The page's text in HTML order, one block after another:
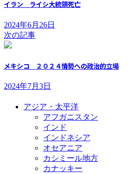
イラン ライシ大統領死亡
2024年6月26日
次の記事
メキシコ ２０２４情勢への政治的立場
2024年7月3日
アジア・太平洋
アフガニスタン
インド
インドネシア
オセアニア
カシミール地方
カナッキー